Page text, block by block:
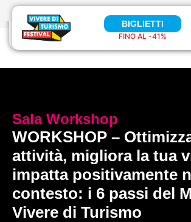
BIGLIETTI
FINO AL 41%
BIGLIETTI
FINO AL -41%
Sala Workshop
WORKSHOP –
attività, migliora la tua
impatta positivamente
contesto: i 6 passi del
Vivere di Turismo